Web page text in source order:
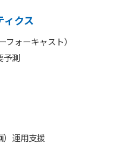
ィクス
ォーキャスト）
予測
）運用支援